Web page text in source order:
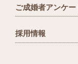
ご成婚者アンケー
採用情報